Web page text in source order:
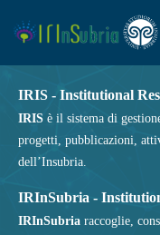
IRIS - Institutional
IRIS è il sistema di
progetti, pubblicazioni,
dell’Insubria.
IRInSubria -
IRInSubria raccoglie,